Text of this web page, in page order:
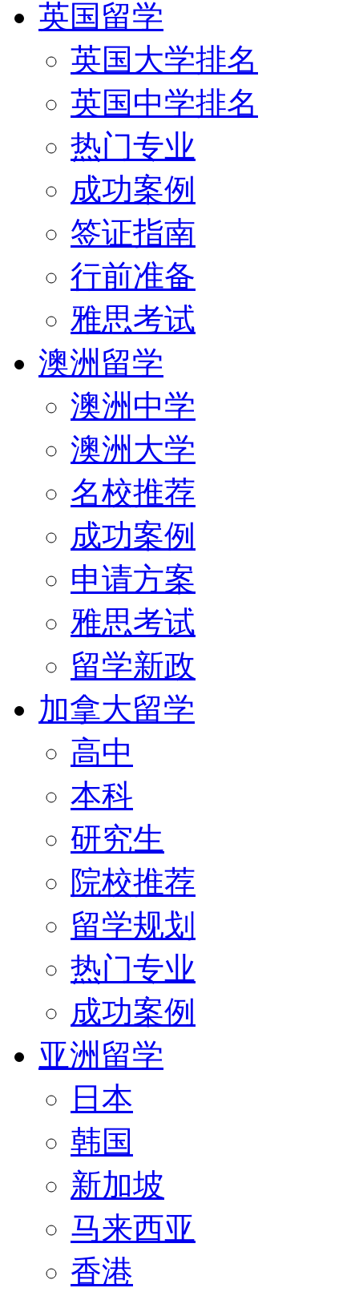
英国留学
英国大学排名
英国中学排名
热门专业
成功案例
签证指南
行前准备
雅思考试
澳洲留学
澳洲中学
澳洲大学
名校推荐
成功案例
申请方案
雅思考试
留学新政
加拿大留学
高中
本科
研究生
院校推荐
留学规划
热门专业
成功案例
亚洲留学
日本
韩国
新加坡
马来西亚
香港